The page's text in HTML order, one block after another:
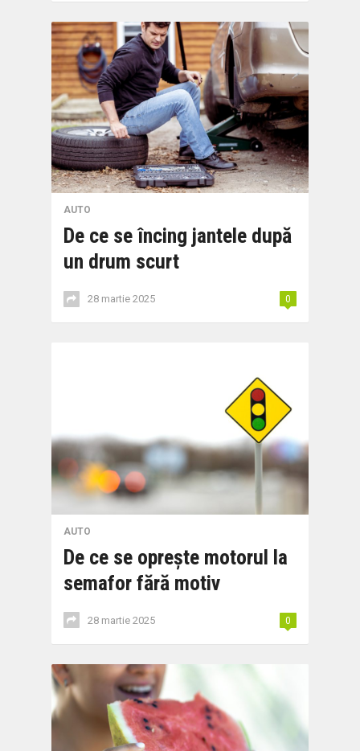
AUTO
De ce se încing jantele după
un drum scurt
28 martie 2025 0
AUTO
De ce se oprește motorul la
semafor fără motiv
28 martie 2025 0